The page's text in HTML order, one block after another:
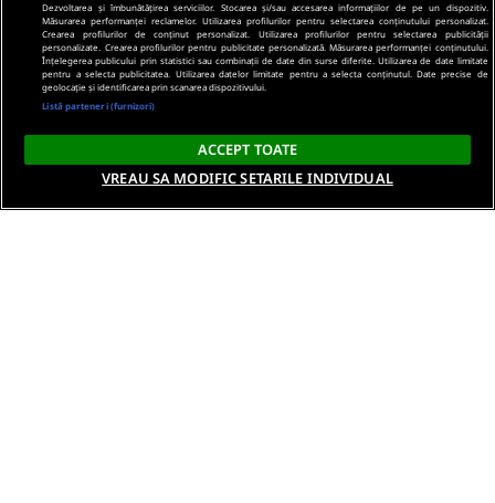
Dezvoltarea și îmbunătățirea serviciilor. Stocarea și/sau accesarea informațiilor de pe un dispozitiv.
Măsurarea performanței reclamelor. Utilizarea profilurilor pentru selectarea conținutului personalizat.
Crearea profilurilor de conținut personalizat. Utilizarea profilurilor pentru selectarea publicității
personalizate. Crearea profilurilor pentru publicitate personalizată. Măsurarea performanței conținutului.
Înțelegerea publicului prin statistici sau combinații de date din surse diferite. Utilizarea de date limitate
pentru a selecta publicitatea. Utilizarea datelor limitate pentru a selecta conținutul. Date precise de
geolocație și identificarea prin scanarea dispozitivului.
Listă parteneri (furnizori)
ACCEPT TOATE
VREAU SA MODIFIC SETARILE INDIVIDUAL